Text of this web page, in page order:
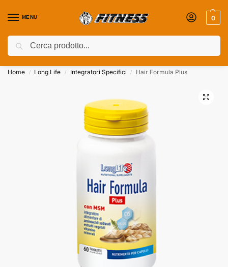
MENU 0
Coupon attivi ⚡ Aggiungili nel Carrello!
Home / Long Life / Integratori Specifici / Hair Formula Plus